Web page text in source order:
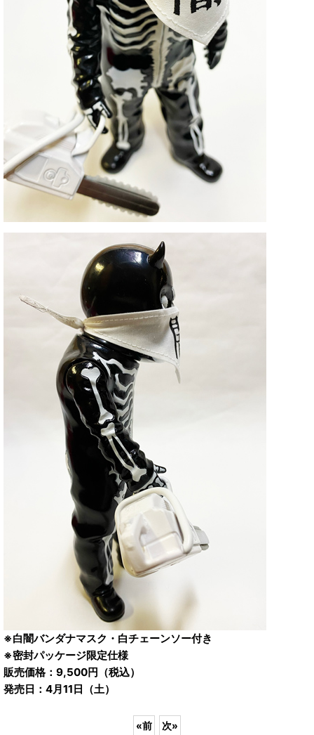
※白闇バンダナマスク・白チェーンソー付き
※密封パッケージ限定仕様
販売価格：9,500円（税込）
発売日：4月11日（土）
«前 次»